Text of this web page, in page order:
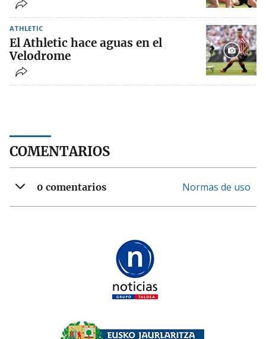
ATHLETIC
El Athletic hace aguas en el
Velodrome
COMENTARIOS
0 comentarios Normas de uso